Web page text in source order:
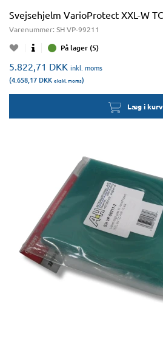
Svejsehjelm VarioProtect XXL-W
Varenummer: SH VP-99211
På lager (5)
5.822,71 DKK inkl. moms
(4.658,17 DKK ekskl. moms)
Læg i kurv